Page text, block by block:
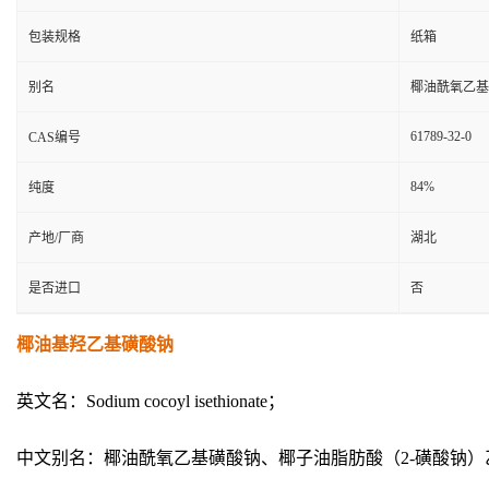
包装规格 纸箱
别名 椰油酰氧乙
CAS编号 61789-32-0
纯度 84%
产地/厂商 湖北
是否进口 否
椰油基羟乙基磺酸钠
英文名：Sodium cocoyl isethionate；
中文别名：椰油酰氧乙基磺酸钠、椰子油脂肪酸（2-磺酸钠）